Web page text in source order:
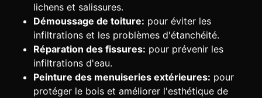
lichens et salissures.
Démoussage de toiture: pour éviter les
infiltrations et les problèmes d'étanchéité.
Réparation des fissures: pour prévenir les
infiltrations d'eau.
Peinture des menuiseries extérieures: pour
protéger le bois et améliorer l'esthétique de